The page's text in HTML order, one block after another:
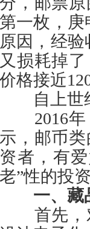
第一枚，庚
原因，经
又损耗掉
价格接近
自上世
2016
示，邮币
资者，有
老”性的投
一、藏
首先，对